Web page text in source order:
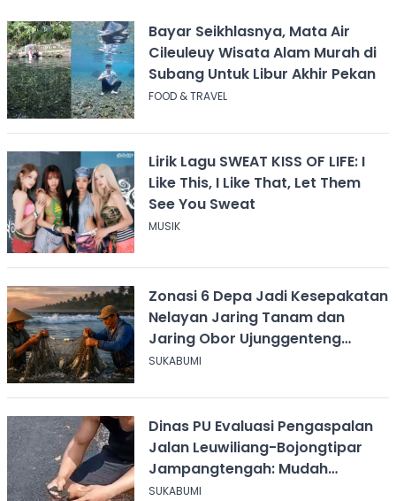
Bayar Seikhlasnya, Mata Air
Cileuleuy Wisata Alam Murah di
Subang Untuk Libur Akhir Pekan
FOOD & TRAVEL
Lirik Lagu SWEAT KISS OF LIFE: I
Like This, I Like That, Let Them
See You Sweat
MUSIK
Zonasi 6 Depa Jadi Kesepakatan
Nelayan Jaring Tanam dan
Jaring Obor Ujunggenteng
Sukabumi
SUKABUMI
Dinas PU Evaluasi Pengaspalan
Jalan Leuwiliang-Bojongtipar
Jampangtengah: Mudah
Mengelupas
SUKABUMI